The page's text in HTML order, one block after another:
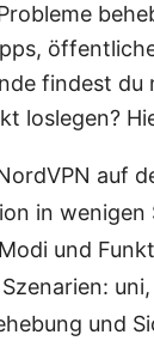
findest
loslegen?
auf
in wenigen
und
und